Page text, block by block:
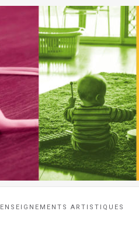
ENSEIGNEMENTS ARTISTIQUES